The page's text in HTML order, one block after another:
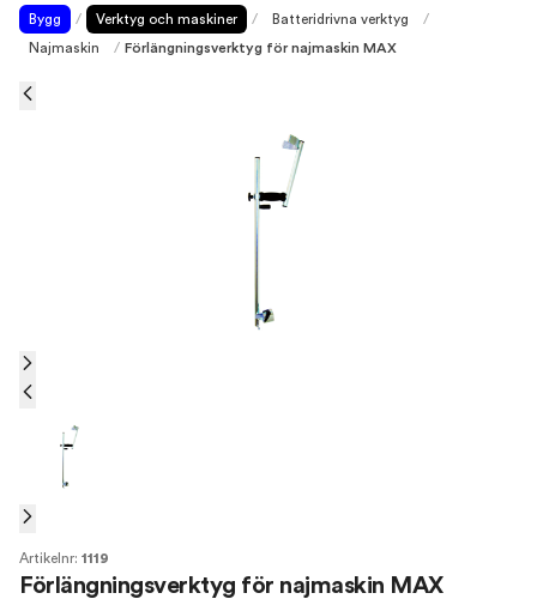
Bygg / Verktyg och maskiner / Batteridrivna verktyg
/
Najmaskin
/ Förlängningsverktyg för najmaskin MAX
Artikelnr: 1119
Förlängningsverktyg för najmaskin MAX